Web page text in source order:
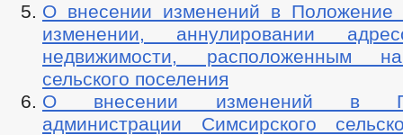
О внесении изменений в Положение
изменении, аннулировании
недвижимости, расположенным
сельского поселения
О внесении изменений в
администрации Симсирского